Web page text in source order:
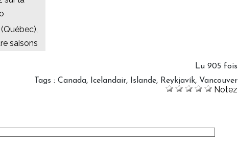
saisons
Lu 905 fois
Tags : Canada, Icelandair, Islande, Reykjavík, Vancouver
Notez